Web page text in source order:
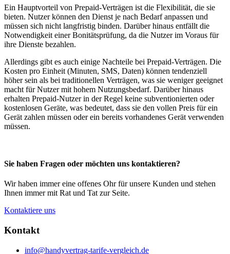
Ein Hauptvorteil von Prepaid-Verträgen ist die Flexibilität, die sie
bieten. Nutzer können den Dienst je nach Bedarf anpassen und
müssen sich nicht langfristig binden. Darüber hinaus entfällt die
Notwendigkeit einer Bonitätsprüfung, da die Nutzer im Voraus für
ihre Dienste bezahlen.
Allerdings gibt es auch einige Nachteile bei Prepaid-Verträgen. Die
Kosten pro Einheit (Minuten, SMS, Daten) können tendenziell
höher sein als bei traditionellen Verträgen, was sie weniger geeignet
macht für Nutzer mit hohem Nutzungsbedarf. Darüber hinaus
erhalten Prepaid-Nutzer in der Regel keine subventionierten oder
kostenlosen Geräte, was bedeutet, dass sie den vollen Preis für ein
Gerät zahlen müssen oder ein bereits vorhandenes Gerät verwenden
müssen.
Sie haben Fragen oder möchten uns kontaktieren?
Wir haben immer eine offenes Ohr für unsere Kunden und stehen
Ihnen immer mit Rat und Tat zur Seite.
Kontaktiere uns
Kontakt
info@handyvertrag-tarife-vergleich.de